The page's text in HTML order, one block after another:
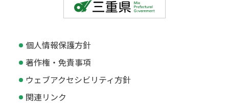
個人情報保護方針
著作権・免責事項
ウェブアクセシビリティ方針
関連リンク